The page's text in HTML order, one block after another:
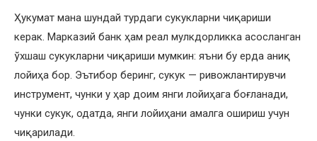
Ҳукумат мана шундай турдаги сукукларни чиқариши
керак. Марказий банк ҳам реал мулкдорликка асосланган
ўхшаш сукукларни чиқариши мумкин: яъни бу ерда аниқ
лойиҳа бор. Эътибор беринг, сукук — ривожлантирувчи
инструмент, чунки у ҳар доим янги лойиҳага боғланади,
чунки сукук, одатда, янги лойиҳани амалга ошириш учун
чиқарилади.